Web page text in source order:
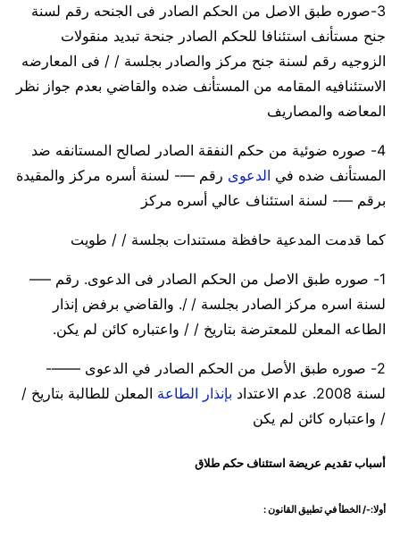
3-صوره طبق الاصل من الحكم الصادر فى الجنحه رقم لسنة
جنح مستأنف استئنافا للحكم الصادر جنحة تبديد منقولات
الزوجيه رقم لسنة جنح مركز والصادر بجلسة / / فى المعارضه
الاستئنافيه المقامه من المستأنف ضده والقاضي بعدم جواز نظر
المعاضه والمصاريف
4- صوره ضوئية من حكم النفقة الصادر لصالح المستانفه ضد
المستأنف ضده في الدعوى رقم —- لسنة أسره مركز والمقيدة
برقم —- لسنة استئناف عالي أسره مركز
كما قدمت المدعية حافظة مستندات بجلسة / / طويت
1- صوره طبق الاصل من الحكم الصادر فى الدعوى. رقم —–
لسنة اسره مركز الصادر بجلسة / /. والقاضي برفض إنذار
الطاعه المعلن للمعترضة بتاريخ / / واعتباره كائن لم يكن.
2- صوره طبق الأصل من الحكم الصادر في الدعوى ——-
لسنة 2008. عدم الاعتداد
بإنذار الطاعة المعلن للطالبة بتاريخ /
/ واعتباره كائن لم يكن
أسباب تقديم عريضة استئناف حكم طلاق
أولا:-/ الخطأ في تطبيق القانون :